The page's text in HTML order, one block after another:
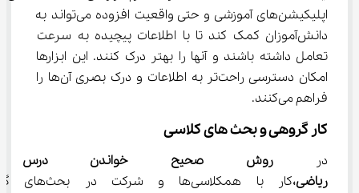
اپلیکیشن‌های آموزشی و حتی واقعیت افزوده می‌تواند به
دانش‌آموزان کمک کند تا با اطلاعات پیچیده به سرعت
تعامل داشته باشند و آنها را بهتر درک کنند. این ابزارها
امکان دسترسی راحت‌تر به اطلاعات و درک بصری آن‌ها را
فراهم می‌کنند.
کار گروهی و بحث‌ های کلاسی
در روش صحیح خواندن درس
ریاضی،
کار با همکلاسی‌ها و